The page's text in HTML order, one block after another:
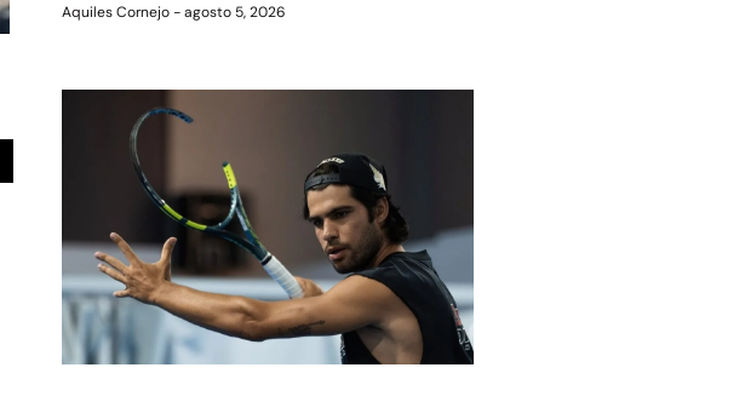
Aquiles Cornejo agosto 5, 2026